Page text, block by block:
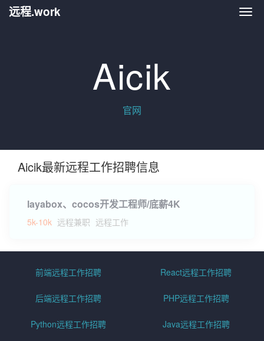
远
远程.work
Aicik
官网
Aicik最新远程工作招聘信息
layabox、cocos开发工程师/底薪4K
5k-10k 远程兼职 远程工作
前端远程工作招聘 React远程工作招聘
后端远程工作招聘 PHP远程工作招聘
Python远程工作招聘 Java远程工作招聘